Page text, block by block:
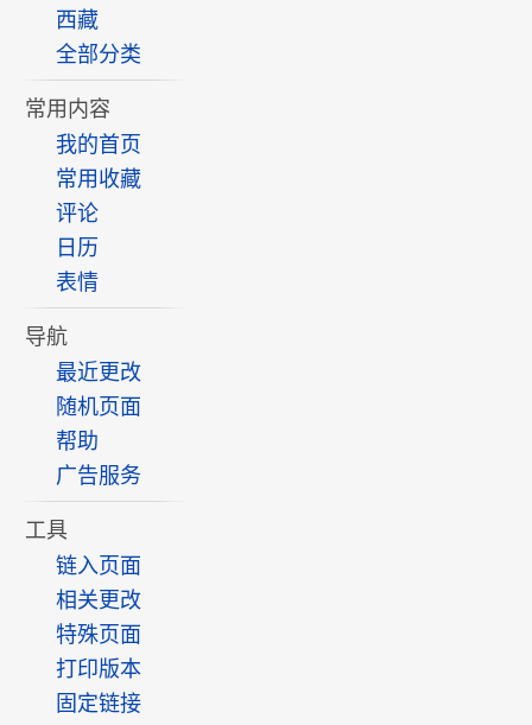
西藏
全部分类
常用内容
我的首页
常用收藏
评论
日历
表情
导航
最近更改
随机页面
帮助
广告服务
工具
链入页面
相关更改
特殊页面
打印版本
固定链接